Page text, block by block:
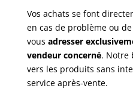
Vos achats se font
en cas de problème ou
vous adresser
vendeur concerné. Notre
vers les produits sans
service après-vente.